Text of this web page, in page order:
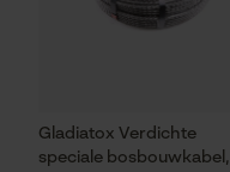
Gladiatox Verdichte
speciale bosbouwkabel,